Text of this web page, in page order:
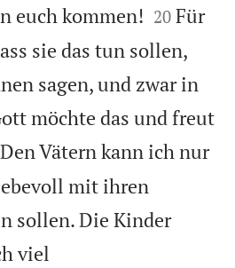
euch kommen! 

20 Für
sie das tun sollen,
sagen, und zwar in
möchte das und freut
Den Vätern kann ich nur
mit ihren
sollen. Die Kinder
viel